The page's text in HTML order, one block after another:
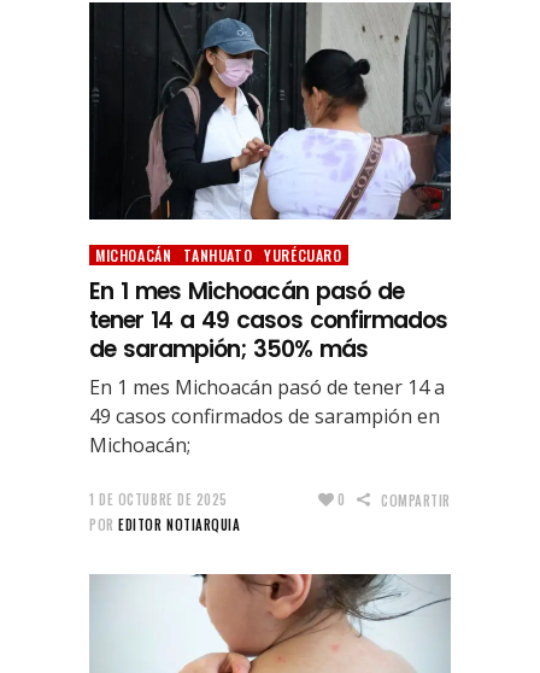
MICHOACÁN TANHUATO YURÉCUARO
En 1 mes Michoacán pasó de
tener 14 a 49 casos confirmados
de sarampión; 350% más
En 1 mes Michoacán pasó de tener 14 a
49 casos confirmados de sarampión en
Michoacán;
1 DE OCTUBRE DE 2025
POR EDITOR NOTIARQUIA
0 COMPARTIR